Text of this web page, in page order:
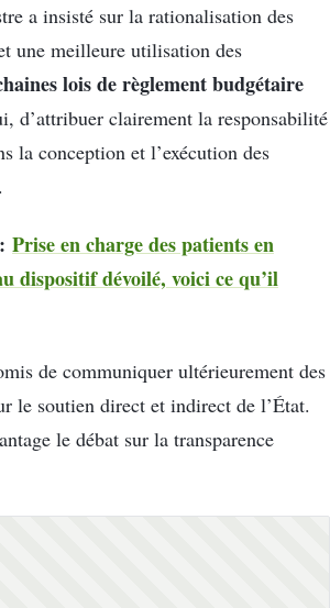
a insisté sur la rationalisation des
une meilleure utilisation des
lois de règlement budgétaire
d’attribuer clairement la responsabilité
la conception et l’exécution des
Prise en charge des patients en
dispositif dévoilé, voici ce qu’il
de communiquer ultérieurement des
le soutien direct et indirect de l’État.
le débat sur la transparence